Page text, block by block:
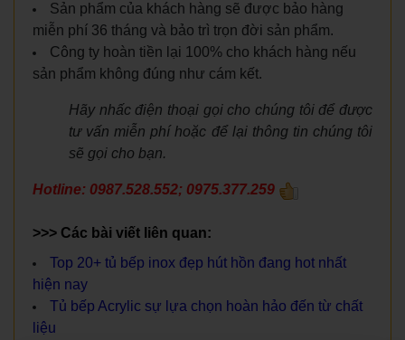
Sản phẩm của khách hàng sẽ được bảo hàng
miễn phí 36 tháng và bảo trì trọn đời sản phẩm.
Công ty hoàn tiền lại 100% cho khách hàng nếu
sản phẩm không đúng như cám kết.
Hãy nhấc điện thoại gọi cho chúng tôi để được
tư vấn miễn phí hoặc để lại thông tin chúng tôi
sẽ gọi cho bạn.
Hotline: 0987.528.552; 0975.377.259
>>> Các bài viết liên quan:
Top 20+ tủ bếp inox đẹp hút hồn đang hot nhất
hiện nay
Tủ bếp Acrylic sự lựa chọn hoàn hảo đến từ chất
liệu